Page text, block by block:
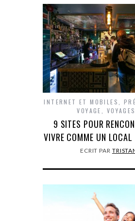
INTERNET ET MOBILES
VOYAGE
VOYAGES
9 SITES POUR
VIVRE COMME UN LOCAL
ECRIT PAR